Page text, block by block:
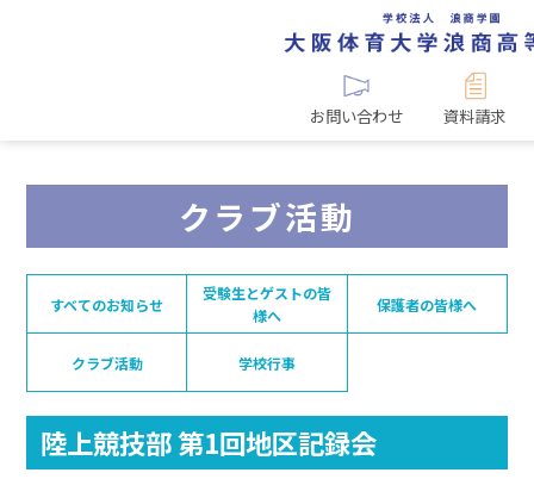
お問い合わせ 資料請求
クラブ活動
すべてのお知らせ
受験生とゲストの皆
様へ
保護者の皆様へ
クラブ活動 学校行事
陸上競技部 第1回地区記録会